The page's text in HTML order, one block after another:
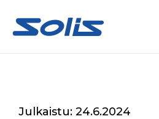
Julkaistu: 24.6.2024